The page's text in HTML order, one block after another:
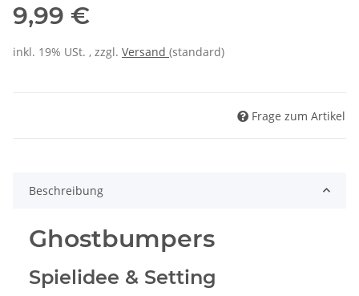
9,99 €
inkl. 19% USt. , zzgl. Versand (standard)
Frage zum Artikel
Beschreibung
Ghostbumpers
Spielidee & Setting